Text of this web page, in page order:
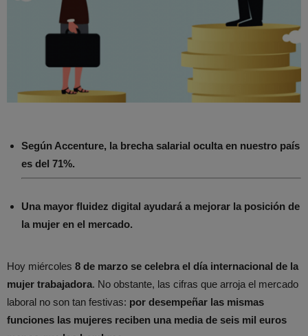
Según Accenture, la brecha salarial oculta en nuestro país
es del 71%.
Una mayor fluidez digital ayudará a mejorar la posición de
la mujer en el mercado.
Hoy miércoles 8 de marzo se celebra el día internacional de la
mujer trabajadora. No obstante, las cifras que arroja el mercado
laboral no son tan festivas: por desempeñar las mismas
funciones las mujeres reciben una media de seis mil euros